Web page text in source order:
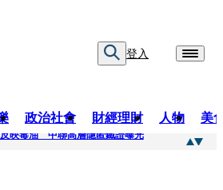
登入
政治社會 財經理財 人物 美
映毒油 中聯高層隱匿鐵證曝光